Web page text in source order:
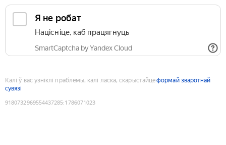
Я не робат
Націсніце, каб працягнуць
SmartCaptcha by Yandex Cloud
Калі ў вас узніклі праблемы, калі ласка, скарыстайцеформай зваротнай
сувязі
9180732969554437285:1786071023